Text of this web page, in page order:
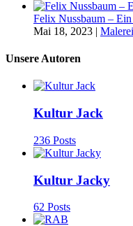
Felix Nussbaum –
Mai 18, 2023 | Malerei
Unsere Autoren
Kultur Jack
236 Posts
Kultur Jacky
62 Posts